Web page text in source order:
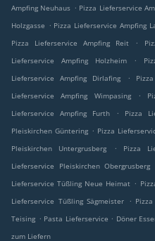
Ampfing Neuhaus . Pizza Lieferservice
Holzgasse . Pizza Lieferservice Ampfing
Pizza Lieferservice Ampfing Reit
.
Lieferservice Ampfing Holzheim
.
Lieferservice Ampfing Dirlafing
.
Lieferservice Ampfing Wimpasing
.
Lieferservice Ampfing Furth
. Pizza
Pleiskirchen Güntering . Pizza
Pleiskirchen Untergrusberg
. Pizza
Lieferservice Pleiskirchen Obergrusberg
Lieferservice Tüßling Neue Heimat .
Lieferservice Tüßling Sägmeister
.
Teising . Pasta Lieferservice . Döner
zum Liefern